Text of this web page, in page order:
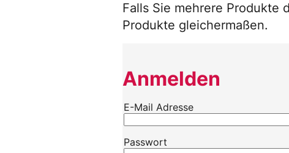
Falls Sie mehrere Produkte
Produkte gleichermaßen.
Anmelden